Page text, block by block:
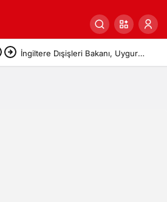
İngiltere Dışişleri Bakanı, Uygur